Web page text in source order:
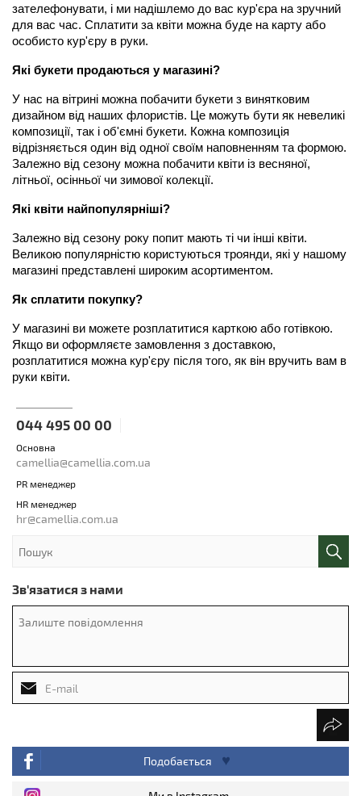
зателефонувати, і ми надішлемо до вас кур'єра на зручний
для вас час. Сплатити за квіти можна буде на карту або
особисто кур'єру в руки.
Які букети продаються у магазині?
У нас на вітрині можна побачити букети з винятковим
дизайном від наших флористів. Це можуть бути як невеликі
композиції, так і об'ємні букети. Кожна композиція
відрізняється один від одної своїм наповненням та формою.
Залежно від сезону можна побачити квіти із весняної,
літньої, осінньої чи зимової колекції.
Які квіти найпопулярніші?
Залежно від сезону року попит мають ті чи інші квіти.
Великою популярністю користуються троянди, які у нашому
магазині представлені широким асортиментом.
Як сплатити покупку?
У магазині ви можете розплатитися карткою або готівкою.
Якщо ви оформляєте замовлення з доставкою,
розплатитися можна кур'єру після того, як він вручить вам в
руки квіти.
044 495 00 00
Основна
camellia@camellia.com.ua
PR менеджер
HR менеджер
hr@camellia.com.ua
Зв'язатися з нами
Подобається